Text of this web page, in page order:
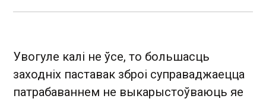
Увогуле калі не ўсе, то большасць
заходніх паставак зброі суправаджаецца
патрабаваннем не выкарыстоўваюць яе